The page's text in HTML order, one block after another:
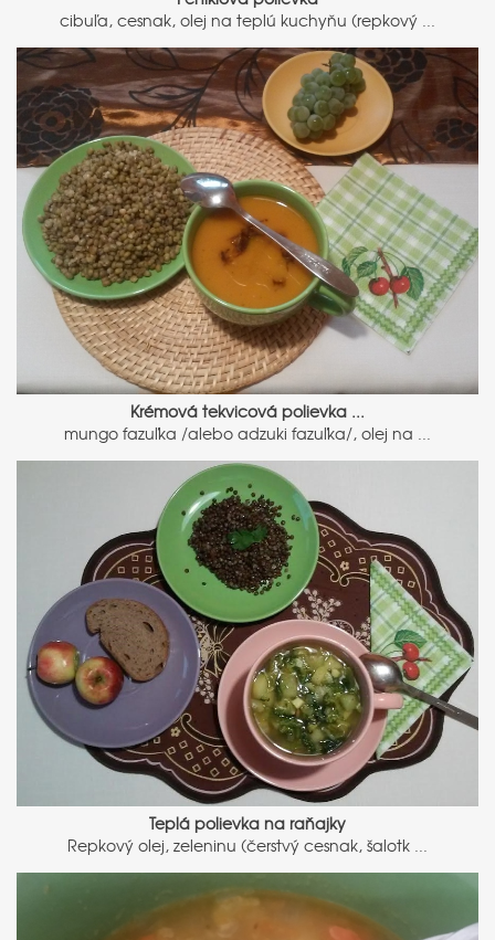
cibuľa, cesnak, olej na teplú kuchyňu (repkový ...
Krémová tekvicová polievka ...
mungo fazuľka /alebo adzuki fazuľka/, olej na ...
Teplá polievka na raňajky
Repkový olej, zeleninu (čerstvý cesnak, šalotk ...